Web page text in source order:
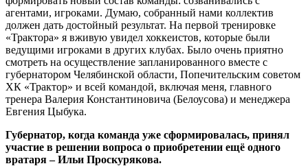
агентами, игроками. Думаю, собранный нами коллектив
должен дать достойный результат. На первой тренировке
«Трактора» я вживую увидел хоккеистов, которые были
ведущими игроками в других клубах. Было очень приятно
смотреть на осуществление запланированного вместе с
губернатором Челябинской области, Попечительским советом
ХК «Трактор» и всей командой, включая меня, главного
тренера Валерия Константиновича (Белоусова) и менеджера
Евгения Цыбука.
Губернатор, когда команда уже сформировалась, принял
участие в решении вопроса о приобретении ещё одного
вратаря – Ильи Проскурякова.